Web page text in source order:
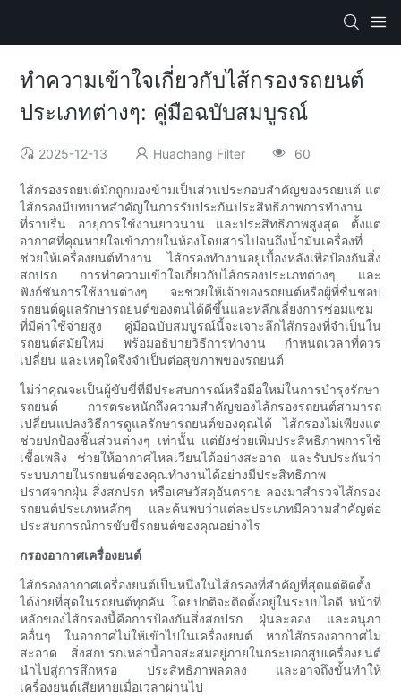
ทำความเข้าใจเกี่ยวกับไส้กรองรถยนต์
ประเภทต่างๆ: คู่มือฉบับสมบูรณ์
2025-12-13 Huachang Filter 60
ไส้กรองรถยนต์มักถูกมองข้ามเป็นส่วนประกอบสำคัญของรถยนต์ แต่
ไส้กรองมีบทบาทสำคัญในการรับประกันประสิทธิภาพการทำงาน
ที่ราบรื่น อายุการใช้งานยาวนาน และประสิทธิภาพสูงสุด ตั้งแต่
อากาศที่คุณหายใจเข้าภายในห้องโดยสารไปจนถึงน้ำมันเครื่องที่
ช่วยให้เครื่องยนต์ทำงาน ไส้กรองทำงานอยู่เบื้องหลังเพื่อป้องกันสิ่ง
สกปรก การทำความเข้าใจเกี่ยวกับไส้กรองประเภทต่างๆ และ
ฟังก์ชันการใช้งานต่างๆ จะช่วยให้เจ้าของรถยนต์หรือผู้ที่ชื่นชอบ
รถยนต์ดูแลรักษารถยนต์ของตนได้ดีขึ้นและหลีกเลี่ยงการซ่อมแซม
ที่มีค่าใช้จ่ายสูง คู่มือฉบับสมบูรณ์นี้จะเจาะลึกไส้กรองที่จำเป็นใน
รถยนต์สมัยใหม่ พร้อมอธิบายวิธีการทำงาน กำหนดเวลาที่ควร
เปลี่ยน และเหตุใดจึงจำเป็นต่อสุขภาพของรถยนต์
ไม่ว่าคุณจะเป็นผู้ขับขี่ที่มีประสบการณ์หรือมือใหม่ในการบำรุงรักษา
รถยนต์ การตระหนักถึงความสำคัญของไส้กรองรถยนต์สามารถ
เปลี่ยนแปลงวิธีการดูแลรักษารถยนต์ของคุณได้ ไส้กรองไม่เพียงแต่
ช่วยปกป้องชิ้นส่วนต่างๆ เท่านั้น แต่ยังช่วยเพิ่มประสิทธิภาพการใช้
เชื้อเพลิง ช่วยให้อากาศไหลเวียนได้อย่างสะอาด และรับประกันว่า
ระบบภายในรถยนต์ของคุณทำงานได้อย่างมีประสิทธิภาพ
ปราศจากฝุ่น สิ่งสกปรก หรือเศษวัสดุอันตราย ลองมาสำรวจไส้กรอง
รถยนต์ประเภทหลักๆ และค้นพบว่าแต่ละประเภทมีความสำคัญต่อ
ประสบการณ์การขับขี่รถยนต์ของคุณอย่างไร
กรองอากาศเครื่องยนต์
ไส้กรองอากาศเครื่องยนต์เป็นหนึ่งในไส้กรองที่สำคัญที่สุดแต่ติดตั้ง
ได้ง่ายที่สุดในรถยนต์ทุกคัน โดยปกติจะติดตั้งอยู่ในระบบไอดี หน้าที่
หลักของไส้กรองนี้คือการป้องกันสิ่งสกปรก ฝุ่นละออง และอนุภา
คอื่นๆ ในอากาศไม่ให้เข้าไปในเครื่องยนต์ หากไส้กรองอากาศไม่
สะอาด สิ่งสกปรกเหล่านี้อาจสะสมอยู่ภายในกระบอกสูบเครื่องยนต์
นำไปสู่การสึกหรอ ประสิทธิภาพลดลง และอาจถึงขั้นทำให้
เครื่องยนต์เสียหายเมื่อเวลาผ่านไป